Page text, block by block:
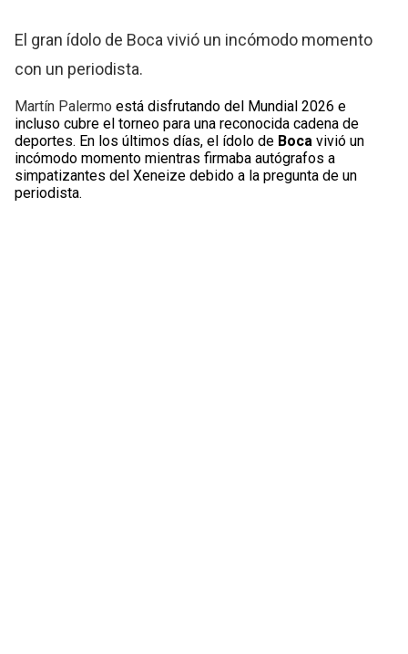
El gran ídolo de Boca vivió un incómodo momento
con un periodista.
Martín Palermo está disfrutando del Mundial 2026 e
incluso cubre el torneo para una reconocida cadena de
deportes. En los últimos días, el ídolo de Boca vivió un
incómodo momento mientras firmaba autógrafos a
simpatizantes del Xeneize debido a la pregunta de un
periodista.